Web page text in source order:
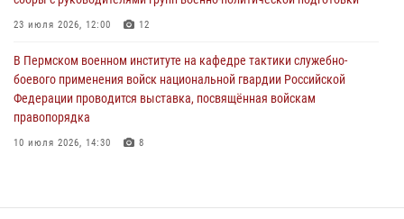
08 июля 2026, 09:36 2
чемпионате войск национальной гвардии Российской Федерации по
боксу
07 июля 2026, 10:30 4
23 июля 2026, 12:00 12
В Пермском военном институте на кафедре тактики служебно-
боевого применения войск национальной гвардии Российской
Федерации проводится выставка, посвящённая войскам
правопорядка
10 июля 2026, 14:30 8